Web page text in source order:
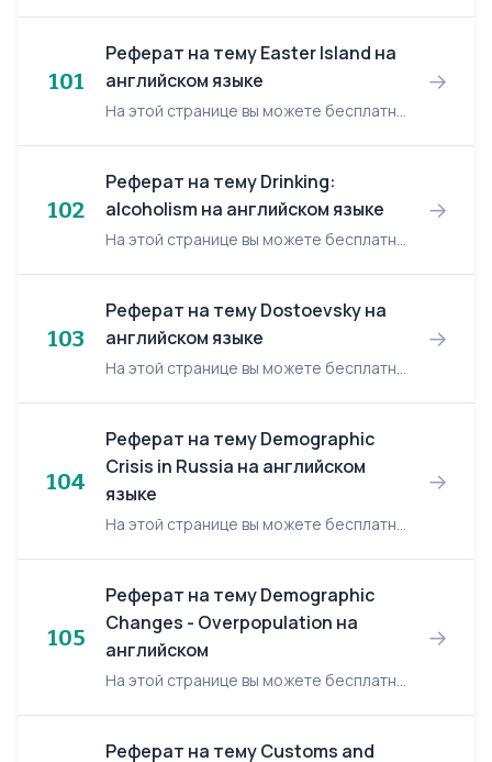
101
Реферат на тему Easter Island на
английском языке
На этой странице вы можете бесплатно читать реферат на английском языке: Easter Island. Easter Island One of the world's most famous yet least visited archaeological sites, Easter Islan...
→
102
Реферат на тему Drinking:
alcoholism на английском языке
На этой странице вы можете бесплатно читать реферат на английском языке: Drinking: alcoholism. Drinking: alcoholism Getting the Facts For many people, the facts about alcoholism are...
→
103
Реферат на тему Dostoevsky на
английском языке
На этой странице вы можете бесплатно читать реферат на английском языке: Dostoevsky. Dostoevsky The Russian writer Dostoevski is regarded as one of the world's great novelists. In Russia h...
→
104
Реферат на тему Demographic
Crisis in Russia на английском
языке
На этой странице вы можете бесплатно читать реферат на английском языке: Demographic Crisis in Russia. Demographic Crisis in Russia Recent demographic trends in Russia have caused widespre...
→
105
Реферат на тему Demographic
Changes - Overpopulation на
английском
На этой странице вы можете бесплатно читать реферат на английском языке: Demographic Changes - Overpopulation. Demographic Changes - Overpopulation The surge in population is both a cause...
→
Реферат на тему Customs and